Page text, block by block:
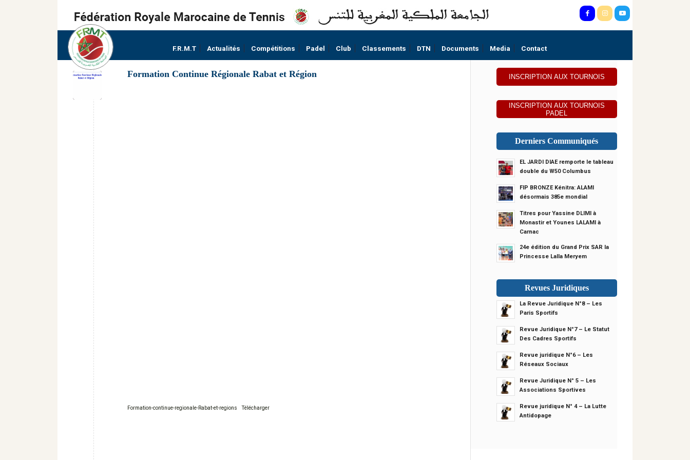
F.R.M.T Actualités Compétitions Padel Club Classements DTN Documents Media Contact
Formation Continue Régionale Rabat et Région
Formation-continue-regionale-Rabat-et-regions Télécharger
INSCRIPTION AUX TOURNOIS
INSCRIPTION AUX TOURNOIS
PADEL
Derniers Communiqués
EL JARDI DIAE remporte le tableau
double du W50 Columbus
FIP BRONZE Kénitra: ALAMI
désormais 385e mondial
Titres pour Yassine DLIMI à
Monastir et Younes LALAMI à
Carnac
24e édition du Grand Prix SAR la
Princesse Lalla Meryem
Revues Juridiques
La Revue Juridique N°8 – Les
Paris Sportifs
Revue Juridique N°7 – Le Statut
Des Cadres Sportifs
Revue juridique N°6 – Les
Réseaux Sociaux
Revue Juridique N° 5 – Les
Associations Sportives
Revue juridique N° 4 – La Lutte
Antidopage